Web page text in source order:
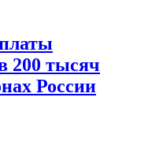
200 тысяч
России